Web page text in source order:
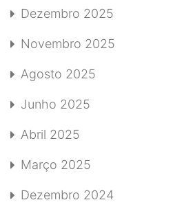
Dezembro 2025
Novembro 2025
Agosto 2025
Junho 2025
Abril 2025
Março 2025
Dezembro 2024